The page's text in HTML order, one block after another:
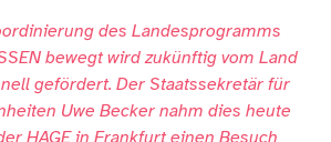
des Landesprogramms
bewegt wird zukünftig vom Land
gefördert. Der Staatssekretär für
Uwe Becker nahm dies heute
HAGE in Frankfurt einen Besuch